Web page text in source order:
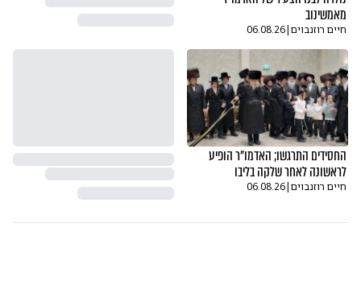
מאמשינוב
חיים רוזנבוים|
06.08.26
החסידים התרגשו; האדמו"ר הופיע
לראשונה לאחר שלקה בליבו
חיים רוזנבוים|
06.08.26